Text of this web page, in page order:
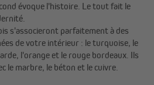
évoque l'histoire. Le tout fait le
s'associeront parfaitement à des
de votre intérieur : le turquoise, le
l'orange et le rouge bordeaux. Ils
le marbre, le béton et le cuivre.